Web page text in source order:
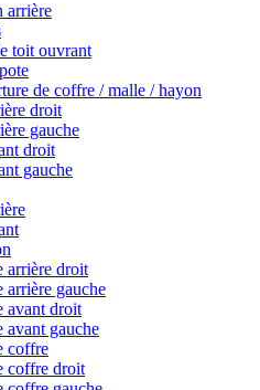
arrière
toit ouvrant
de coffre / malle / hayon
droit
gauche
droit
gauche
arrière droit
arrière gauche
avant droit
avant gauche
coffre
coffre droit